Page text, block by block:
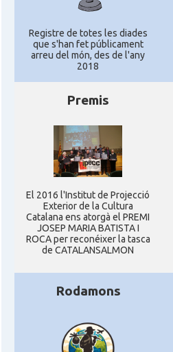
Registre de totes les diades
que s'han fet públicament
arreu del món, des de l'any
2018
Premis
El 2016 l'Institut de Projecció
Exterior de la Cultura
Catalana ens atorgà el PREMI
JOSEP MARIA BATISTA I
ROCA per reconéixer la tasca
de CATALANSALMON
Rodamons